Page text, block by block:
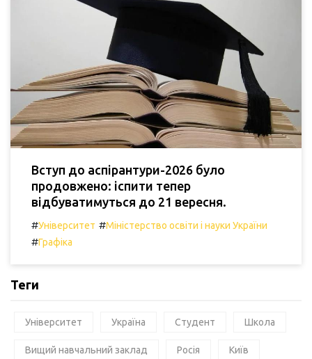
Вступ до аспірантури-2026 було
продовжено: іспити тепер
відбуватимуться до 21 вересня.
#Університет #Міністерство освіти і науки України
#Графіка
Теги
Університет Україна Студент Школа
Вищий навчальний заклад Росія Київ